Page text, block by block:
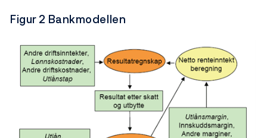
Figur 2 Bankmodellen